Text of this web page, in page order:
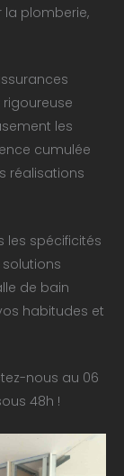
la plomberie,
les
cumulée
réalisations
les spécificités
de bain
habitudes et
nous au 06
48h !